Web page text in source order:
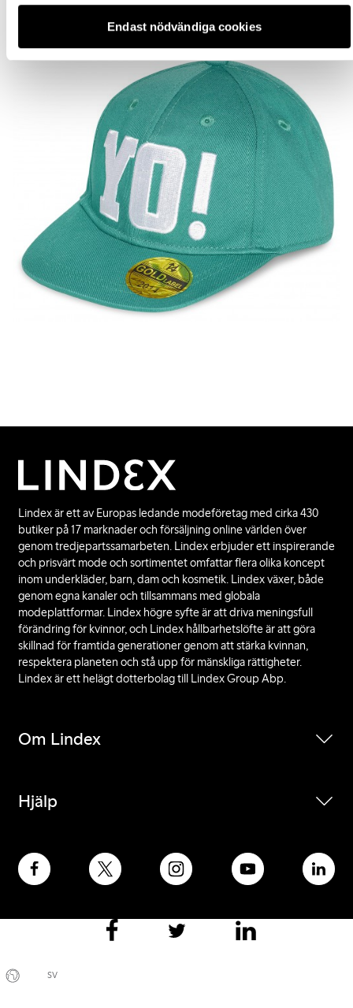
Endast nödvändiga cookies
Lindex är ett av Europas ledande modeföretag med cirka 430
butiker på 17 marknader och försäljning online världen över
genom tredjepartssamarbeten. Lindex erbjuder ett inspirerande
och prisvärt mode och sortimentet omfattar flera olika koncept
inom underkläder, barn, dam och kosmetik. Lindex växer, både
genom egna kanaler och tillsammans med globala
modeplattformar. Lindex högre syfte är att driva meningsfull
förändring för kvinnor, och Lindex hållbarhetslöfte är att göra
skillnad för framtida generationer genom att stärka kvinnan,
respektera planeten och stå upp för mänskliga rättigheter.
Lindex är ett helägt dotterbolag till Lindex Group Abp.
Om Lindex
Hjälp
SV